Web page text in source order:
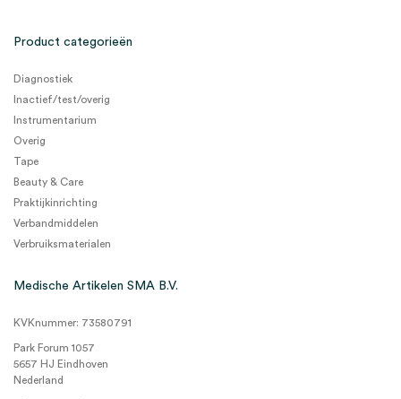
Product categorieën
Diagnostiek
Inactief/test/overig
Instrumentarium
Overig
Tape
Beauty & Care
Praktijkinrichting
Verbandmiddelen
Verbruiksmaterialen
Medische Artikelen SMA B.V.
KVKnummer: 73580791
Park Forum 1057
5657 HJ Eindhoven
Nederland